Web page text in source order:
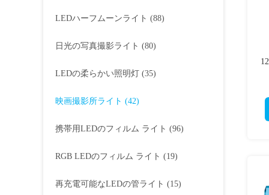
LEDハーフムーンライト (88)
日光の写真撮影ライト (80)
LEDの柔らかい照明灯 (35)
映画撮影所ライト (42)
携帯用LEDのフィルム ライト (96)
RGB LEDのフィルム ライト (19)
再充電可能なLEDの管ライト (15)